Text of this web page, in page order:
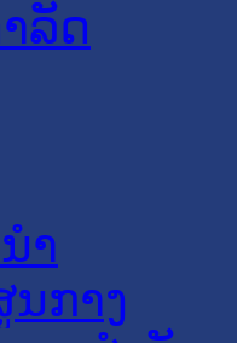
ລັດ
າ
ກາງ